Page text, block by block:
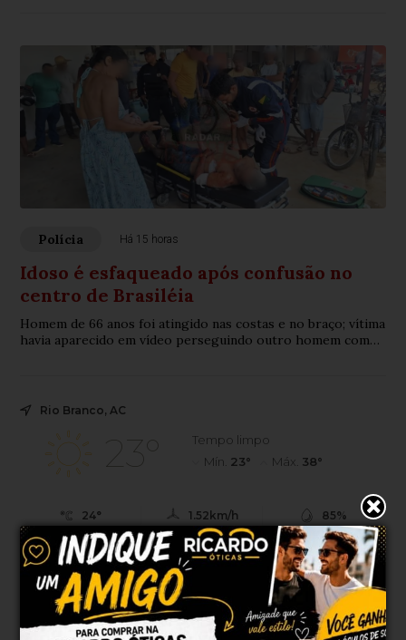
Polícia Há 15 horas
Idoso é esfaqueado após confusão no
centro de Brasiléia
Homem de 66 anos foi atingido nas costas e no braço; vítima
havia aparecido em vídeo perseguindo outro homem com
Rio Branco, AC
23°
Tempo limpo
Mín. 23° Máx. 38°
24°
Sensação
1.52km/h
Vento
85%
Umidade
0%(0mm)
Chance de chuva
Nascer do sol
07h28
Pôr do sol